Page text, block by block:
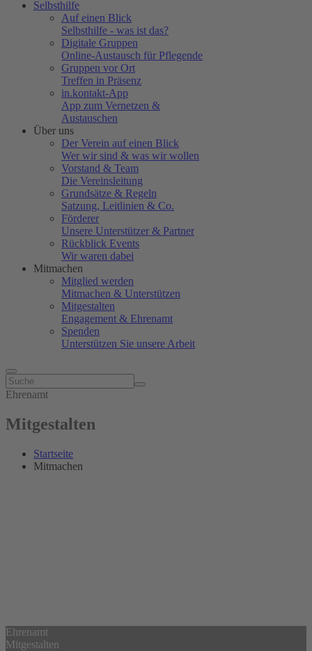
Selbsthilfe
Auf einen Blick
Selbsthilfe - was ist das?
Digitale Gruppen
Online-Austausch für Pflegende
Gruppen vor Ort
Treffen in Präsenz
in.kontakt-App
App zum Vernetzen &
Austauschen
Über uns
Der Verein auf einen Blick
Wer wir sind & was wir wollen
Vorstand & Team
Die Vereinsleitung
Grundsätze & Regeln
Satzung, Leitlinien & Co.
Förderer
Unsere Unterstützer & Partner
Rückblick Events
Wir waren dabei
Mitmachen
Mitglied werden
Mitmachen & Unterstützen
Mitgestalten
Engagement & Ehrenamt
Spenden
Unterstützen Sie unsere Arbeit
Ehrenamt
Mitgestalten
Startseite
Mitmachen
Ehrenamt
Mitgestalten